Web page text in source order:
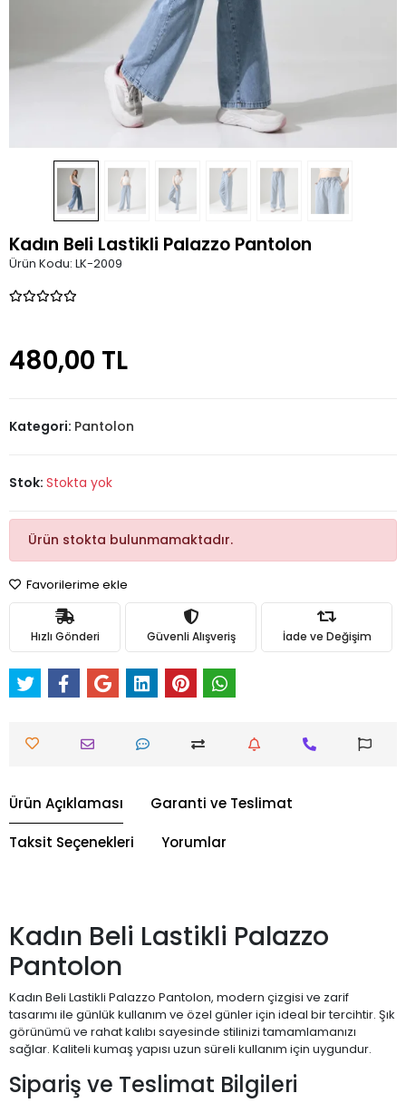
Kadın Beli Lastikli Palazzo Pantolon
Ürün Kodu: LK-2009
480,00 TL
Kategori: Pantolon
Stok: Stokta yok
Ürün stokta bulunmamaktadır.
Favorilerime ekle
Hızlı Gönderi Güvenli Alışveriş İade ve Değişim
Ürün Açıklaması Garanti ve Teslimat
Taksit Seçenekleri Yorumlar
Kadın Beli Lastikli Palazzo
Pantolon
Kadın Beli Lastikli Palazzo Pantolon, modern çizgisi ve zarif
tasarımı ile günlük kullanım ve özel günler için ideal bir tercihtir. Şık
görünümü ve rahat kalıbı sayesinde stilinizi tamamlamanızı
sağlar. Kaliteli kumaş yapısı uzun süreli kullanım için uygundur.
Sipariş ve Teslimat Bilgileri